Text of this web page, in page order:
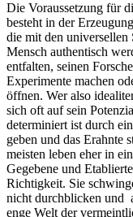
Die Voraussetzung für
besteht in der
die mit den
Mensch authentisch
entfalten, seinen
Experimente machen
öffnen. Wer also
sich oft auf sein
determiniert ist durch
geben und das Erahnte
meisten leben eher in
Gegebene und
Richtigkeit. Sie
nicht durchblicken und
enge Welt der